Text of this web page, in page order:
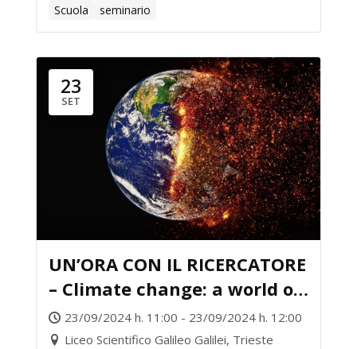
Scuola seminario
23
SET
UN’ORA CON IL RICERCATORE
– Climate change: a world of
extremes and injustices
23/09/2024 h. 11:00 - 23/09/2024 h. 12:00
Liceo Scientifico Galileo Galilei, Trieste